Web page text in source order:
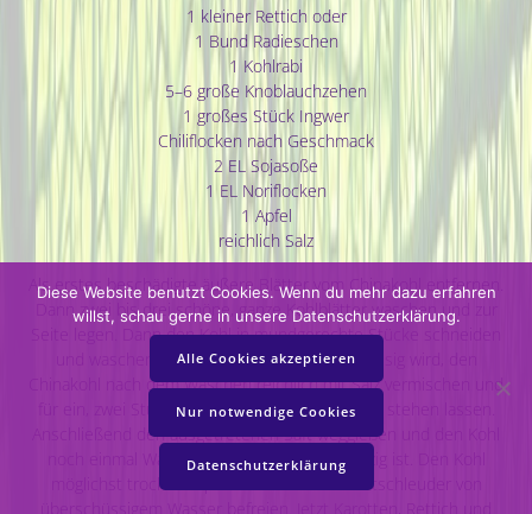
1 kleiner Rettich oder
1 Bund Radieschen
1 Kohlrabi
5–6 große Knoblauchzehen
1 großes Stück Ingwer
Chiliflocken nach Geschmack
2 EL Sojasoße
1 EL Noriflocken
1 Apfel
reichlich Salz
Als erstes beschädigte äußere Blätter vom Chinakohl entfernen.
Dann zwei bis drei schöne, ganze Kohlblätter waschen und zur
Seite legen. Dann den Kohl in mundgerechte Stücke schneiden
und waschen. Damit das Kimchi nicht zu flüssig wird, den
Chinakohl nach dem Waschen reichlich mit Salz vermischen und
für ein, zwei Stunden in einer großen Schüssel stehen lassen.
Anschließend den ausgetretenen Saft weggießen und den Kohl
noch einmal Waschen, damit er nicht zu salzig ist. Den Kohl
möglichst trocken tupfen oder in einer Salatschleuder von
Diese Website benutzt Cookies. Wenn du mehr dazu erfahren
willst, schau gerne in unsere Datenschutzerklärung.
Alle Cookies akzeptieren
Nur notwendige Cookies
Datenschutzerklärung